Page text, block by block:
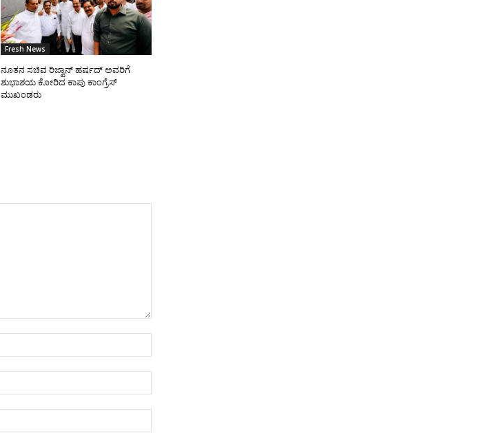
Fresh News
ನೂತನ ಸಚಿವ ರಿಜ್ವಾನ್ ಹರ್ಷದ್ ಅವರಿಗೆ
ಶುಭಾಶಯ ಕೋರಿದ ಕಾಪು ಕಾಂಗ್ರೆಸ್
ಮುಖಂಡರು